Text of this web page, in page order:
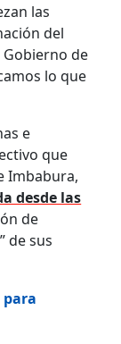
las
del
de
lo que
e
que
Imbabura,
desde las
de
de sus
para